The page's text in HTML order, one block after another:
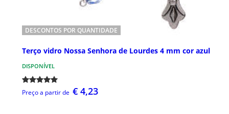
DESCONTOS POR QUANTIDADE
Terço vidro Nossa Senhora de Lourdes 4 mm cor azul
DISPONÍVEL
Preço a partir de € 4,23